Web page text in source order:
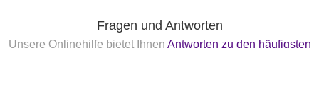
Fragen und Antworten
Unsere Onlinehilfe bietet Ihnen Antworten zu den häufigsten